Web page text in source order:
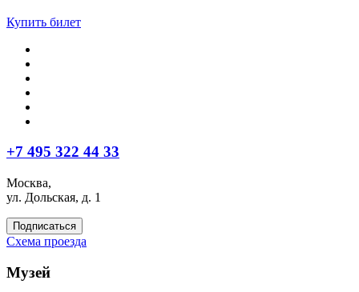
Купить билет
+7 495 322 44 33
Москва,
ул. Дольская, д. 1
Подписаться
Схема проезда
Музей